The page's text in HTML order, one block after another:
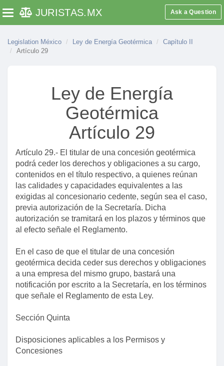
Toggle navigation
JURISTAS.MX Ask a Question
Legislation México Ley de Energía Geotérmica
Capítulo II
Artículo 29
Ley de Energía
Geotérmica
Artículo 29
Artículo 29.- El titular de una concesión geotérmica
podrá ceder los derechos y obligaciones a su cargo,
contenidos en el título respectivo, a quienes reúnan
las calidades y capacidades equivalentes a las
exigidas al concesionario cedente, según sea el caso,
previa autorización de la Secretaría. Dicha
autorización se tramitará en los plazos y términos que
al efecto señale el Reglamento.
En el caso de que el titular de una concesión
geotérmica decida ceder sus derechos y obligaciones
a una empresa del mismo grupo, bastará una
notificación por escrito a la Secretaría, en los términos
que señale el Reglamento de esta Ley.
Sección Quinta
Disposiciones aplicables a los Permisos y
Concesiones
Artículo segundo
Capítulo I
Artículo 2
Artículo 3
Artículo 4